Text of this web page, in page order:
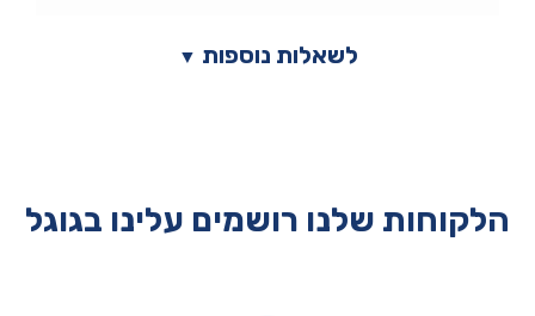
▼ לשאלות נוספות
הלקוחות שלנו רושמים עלינו בגוגל